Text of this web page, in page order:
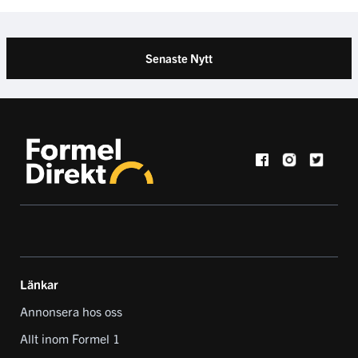
Senaste Nytt
Länkar
Annonsera hos oss
Allt inom Formel 1